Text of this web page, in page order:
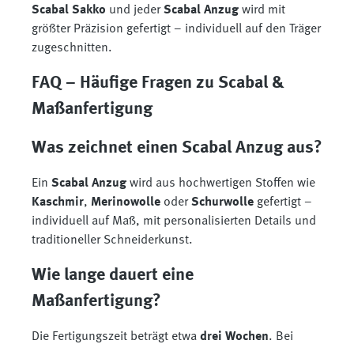
Scabal Sakko und jederScabal Anzugwird mit
größter Präzision gefertigt – individuell auf den Träger
zugeschnitten.
FAQ – Häufige Fragen zu Scabal &
Maßanfertigung
Was zeichnet einen Scabal Anzug aus?
Ein Scabal Anzugwird aus hochwertigen Stoffen wie
Kaschmir, Merinowolle oderSchurwolle gefertigt –
individuell auf Maß, mit personalisierten Details und
traditioneller Schneiderkunst.
Wie lange dauert eine
Maßanfertigung?
Die Fertigungszeit beträgt etwa drei Wochen. Bei